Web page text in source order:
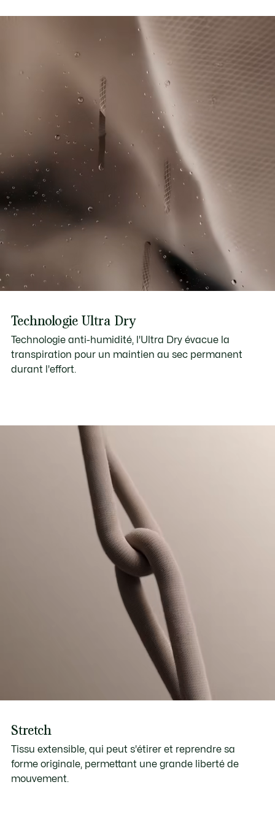
Protection anti-UV UPF 50 pour protéger contre le soleil
Ne pas sécher en machine
Repassage basse température maximum 110
degrés Celsius
Pas de nettoyage à sec
Séchage pendu
Les bonnes pratiques
Lavage, séchage, repassage, pliage : découvrez tous les conseils
pratiques pour entretenir votre polo Lacoste dans les règles de l'art.
Découvrez
fabrication. Transparence de la chaîne de valeur,
connaissance des fournisseurs et de l’écosystème… pas un
Découvrez-en plus ici
Technologie Ultra Dry
Technologie anti-humidité, l'Ultra Dry évacue la
transpiration pour un maintien au sec permanent
durant l'effort.
Stretch
Tissu extensible, qui peut s'étirer et reprendre sa
forme originale, permettant une grande liberté de
mouvement.